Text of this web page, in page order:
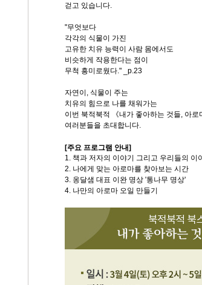
걷고 있습니다.
"무엇보다
각각의 식물이 가진
고유한 치유 능력이 사람 몸에서도
비슷하게 작용한다는 점이
무척 흥미로웠다." _p.23
자연이, 식물이 주는
치유의 힘으로 나를 채워가는
이번 북적북적 《내가 좋아하는 것들, 아로
여러분들을 초대합니다.
[주요 프로그램 안내]
1. 책과 저자의 이야기 그리고 우리들의 이
2. 나에게 맞는 아로마를 찾아보는 시간
3. 옹달샘 대표 이완 명상 '통나무 명상'
4. 나만의 아로마 오일 만들기